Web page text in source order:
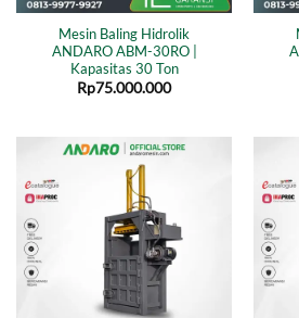
Mesin Baling Hidrolik
ANDARO ABM-30RO |
Kapasitas 30 Ton
Rp75.000.000